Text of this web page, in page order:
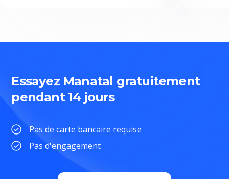
Essayez Manatal gratuitement
pendant 14 jours
Pas de carte bancaire requise
Pas d'engagement